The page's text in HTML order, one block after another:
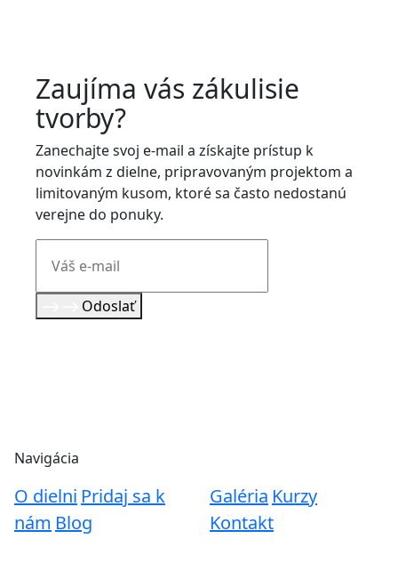
Zaujíma vás zákulisie
tvorby?
Zanechajte svoj e-mail a získajte prístup k
novinkám z dielne, pripravovaným projektom a
limitovaným kusom, ktoré sa často nedostanú
verejne do ponuky.
Odoslať
Navigácia
O dielni Pridaj sa k
nám Blog
Galéria Kurzy
Kontakt